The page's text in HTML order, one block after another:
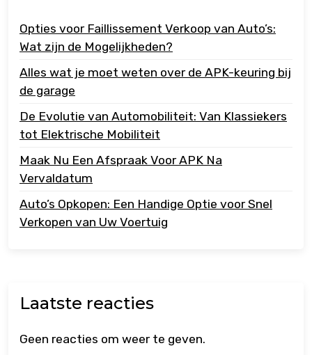
Opties voor Faillissement Verkoop van Auto’s:
Wat zijn de Mogelijkheden?
Alles wat je moet weten over de APK-keuring bij
de garage
De Evolutie van Automobiliteit: Van Klassiekers
tot Elektrische Mobiliteit
Maak Nu Een Afspraak Voor APK Na
Vervaldatum
Auto’s Opkopen: Een Handige Optie voor Snel
Verkopen van Uw Voertuig
Laatste reacties
Geen reacties om weer te geven.